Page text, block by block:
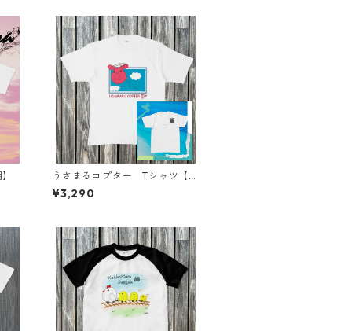
うさまるコプター Tシャツ【大
人用】
¥3,290